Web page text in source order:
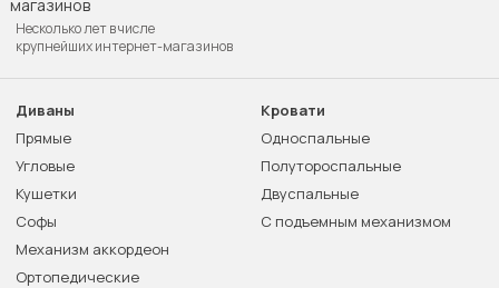
Несколько лет в числе
крупнейших интернет-магазинов
Диваны
Прямые
Угловые
Кушетки
Софы
Механизм аккордеон
Ортопедические
Кровати
Односпальные
Полутороспальные
Двуспальные
С подъемным механизмом